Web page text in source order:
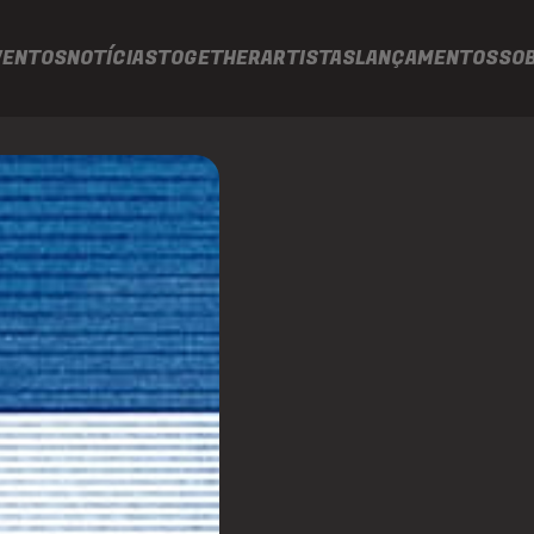
NOTÍCIASTOGETHERARTISTASLANÇAMENTOS